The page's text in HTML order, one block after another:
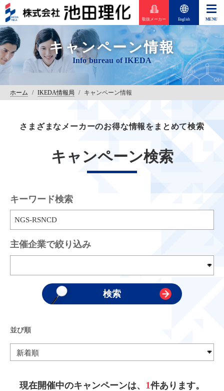
取扱メーカー English
キャンペーン情報
ホーム / IKEDA情報局 / キャンペーン情報
さまざまなメーカーのお得な情報をまとめて検索
キャンペーン検索
キーワード検索
主催企業で絞り込み
並び順
現在開催中のキャンペーンは、 1件あります。